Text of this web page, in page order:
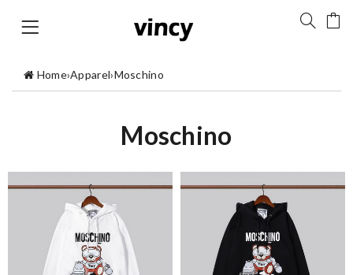
Home›Apparel›Moschino
Moschino